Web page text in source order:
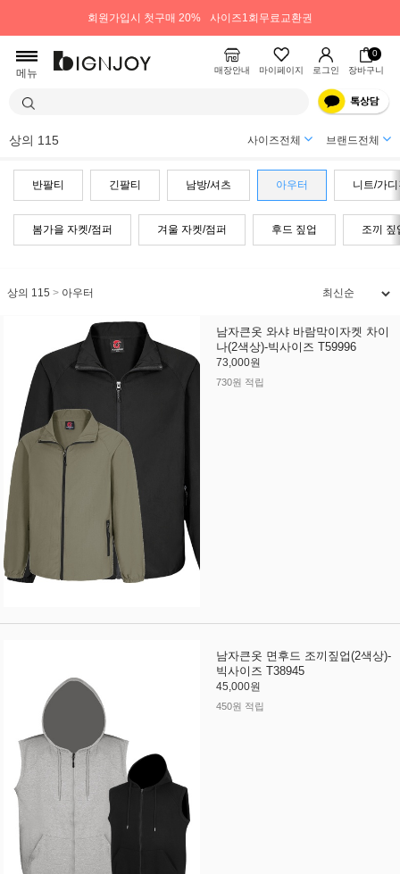
회원가입시 첫구매 20% 사이즈1회무료교환권
메뉴 매장안내 마이페이지 로그인
0
장바구니
상의 115 사이즈전체 브랜드전체
반팔티 긴팔티 남방/셔츠 아우터 니트/가
봄가을 자켓/점퍼 겨울 자켓/점퍼 후드 짚업 조끼 짚
상의 115 > 아우터
남자큰옷 와샤 바람막이자켓 차이
나(2색상)-빅사이즈 T59996
73,000원
730원 적립
남자큰옷 면후드 조끼짚업(2색상)-
빅사이즈 T38945
45,000원
450원 적립